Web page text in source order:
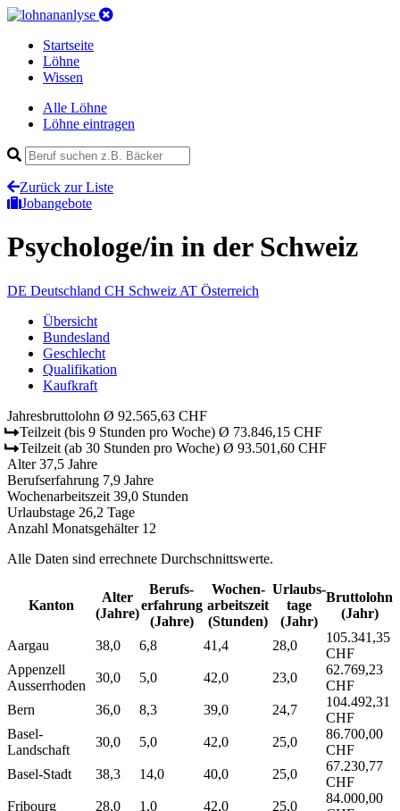
Startseite
Löhne
Wissen
Alle Löhne
Löhne eintragen
Zurück zur Liste
Jobangebote
Psychologe/in in der Schweiz
DE Deutschland CH Schweiz AT Österreich
Übersicht
Bundesland
Geschlecht
Qualifikation
Kaufkraft
Jahresbruttolohn Ø 92.565,63 CHF
Teilzeit (bis 9 Stunden pro Woche) Ø 73.846,15 CHF
Teilzeit (ab 30 Stunden pro Woche) Ø 93.501,60 CHF
Alter 37,5 Jahre
Berufserfahrung 7,9 Jahre
Wochenarbeitszeit 39,0 Stunden
Urlaubstage 26,2 Tage
Anzahl Monatsgehälter 12
Alle Daten sind errechnete Durchschnittswerte.
Kanton
Alter
(Jahre)
Berufs­
erfahrung
(Jahre)
Wochen­
arbeitszeit
(Stunden)
Urlaubs­
tage
(Jahr)
Bruttolohn
(Jahr)
Aargau 38,0 6,8 41,4 28,0
105.341,35
CHF
Appenzell
Ausserrhoden
30,0 5,0 42,0 23,0
62.769,23
CHF
Bern
36,0 8,3 39,0 24,7
104.492,31
CHF
Basel-
Landschaft
30,0 5,0 42,0 25,0
86.700,00
CHF
Basel-Stadt
38,3 14,0 40,0 25,0
67.230,77
CHF
Fribourg
28,0 1,0 42,0 25,0
84.000,00